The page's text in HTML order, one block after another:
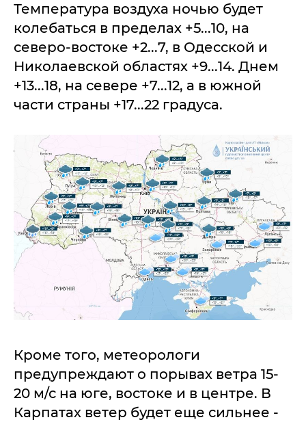
Температура воздуха ночью будет
колебаться в пределах +5...10, на
северо-востоке +2...7, в Одесской и
Николаевской областях +9...14. Днем
+13...18, на севере +7...12, а в южной
части страны +17...22 градуса.
Кроме того, метеорологи
предупреждают о порывах ветра 15-
20 м/с на юге, востоке и в центре. В
Карпатах ветер будет еще сильнее -